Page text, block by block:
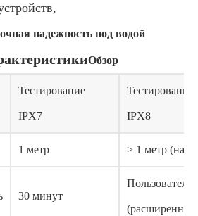
надежность под водой
Обзор
Тестирование
IPX7
Тестирование
IPX8
1 метр > 1 метр (на
30 минут